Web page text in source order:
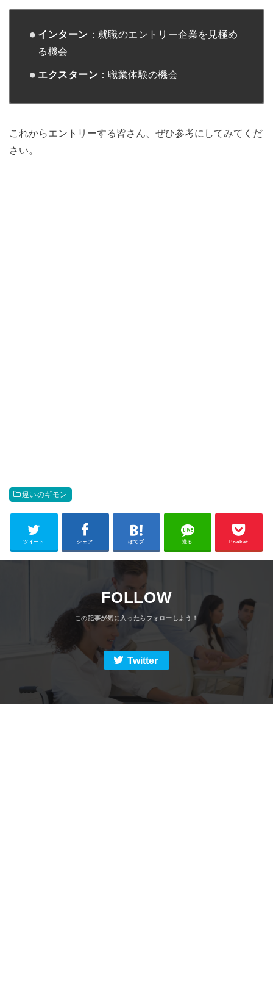
インターン ：就職のエントリー企業を見極め
る機会
エクスターン：職業体験の機会
これからエントリーする皆さん、ぜひ参考にしてみてくだ
さい。
違いのギモン
ツイート シェア はてブ 送る Pocket
FOLLOW
Twitter